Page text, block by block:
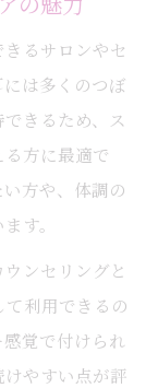
るサロンやセ
は多くのつぼ
きるため、ス
方に最適で
方や、体調の
す。
ンセリングと
利用できるの
覚で付けられ
やすい点が評